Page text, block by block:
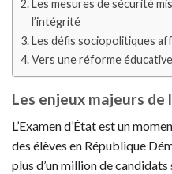
Les mesures de sécurité
l’intégrité
Les défis sociopolitiques
Vers une réforme
Les enjeux majeurs de
L’Examen d’État est un
des élèves en République
plus d’un million de